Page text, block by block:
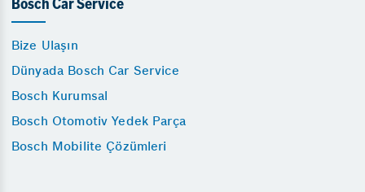
Bosch Car Service
Bize Ulaşın
Dünyada Bosch Car Service
Bosch Kurumsal
Bosch Otomotiv Yedek Parça
Bosch Mobilite Çözümleri